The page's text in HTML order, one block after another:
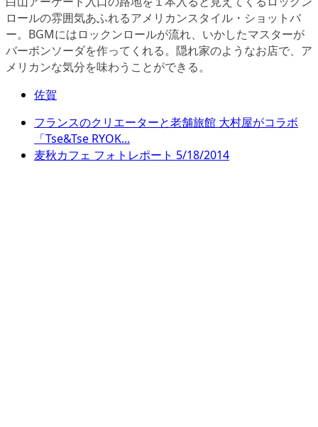
ロールの雰囲気あふれるアメリカンスタイル・ショットバ
ー。BGMにはロックンロールが流れ、いかしたマスターが
バーボンソーダを作ってくれる。隠れ家のようなお店で、ア
メリカンな気分を味わうことができる。
佐賀
フランスのクリエーターと老舗旅館 大村屋がコラボ
「Tse&Tse RYOK...
麦秋カフェ フォトレポート 5/18/2014